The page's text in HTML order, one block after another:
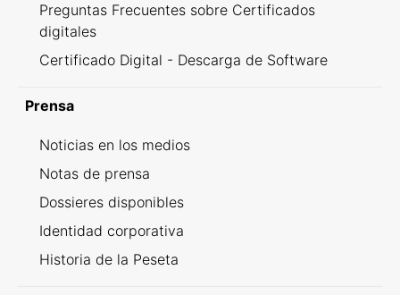
Preguntas Frecuentes sobre Certificados
digitales
Certificado Digital - Descarga de Software
Prensa
Noticias en los medios
Notas de prensa
Dossieres disponibles
Identidad corporativa
Historia de la Peseta